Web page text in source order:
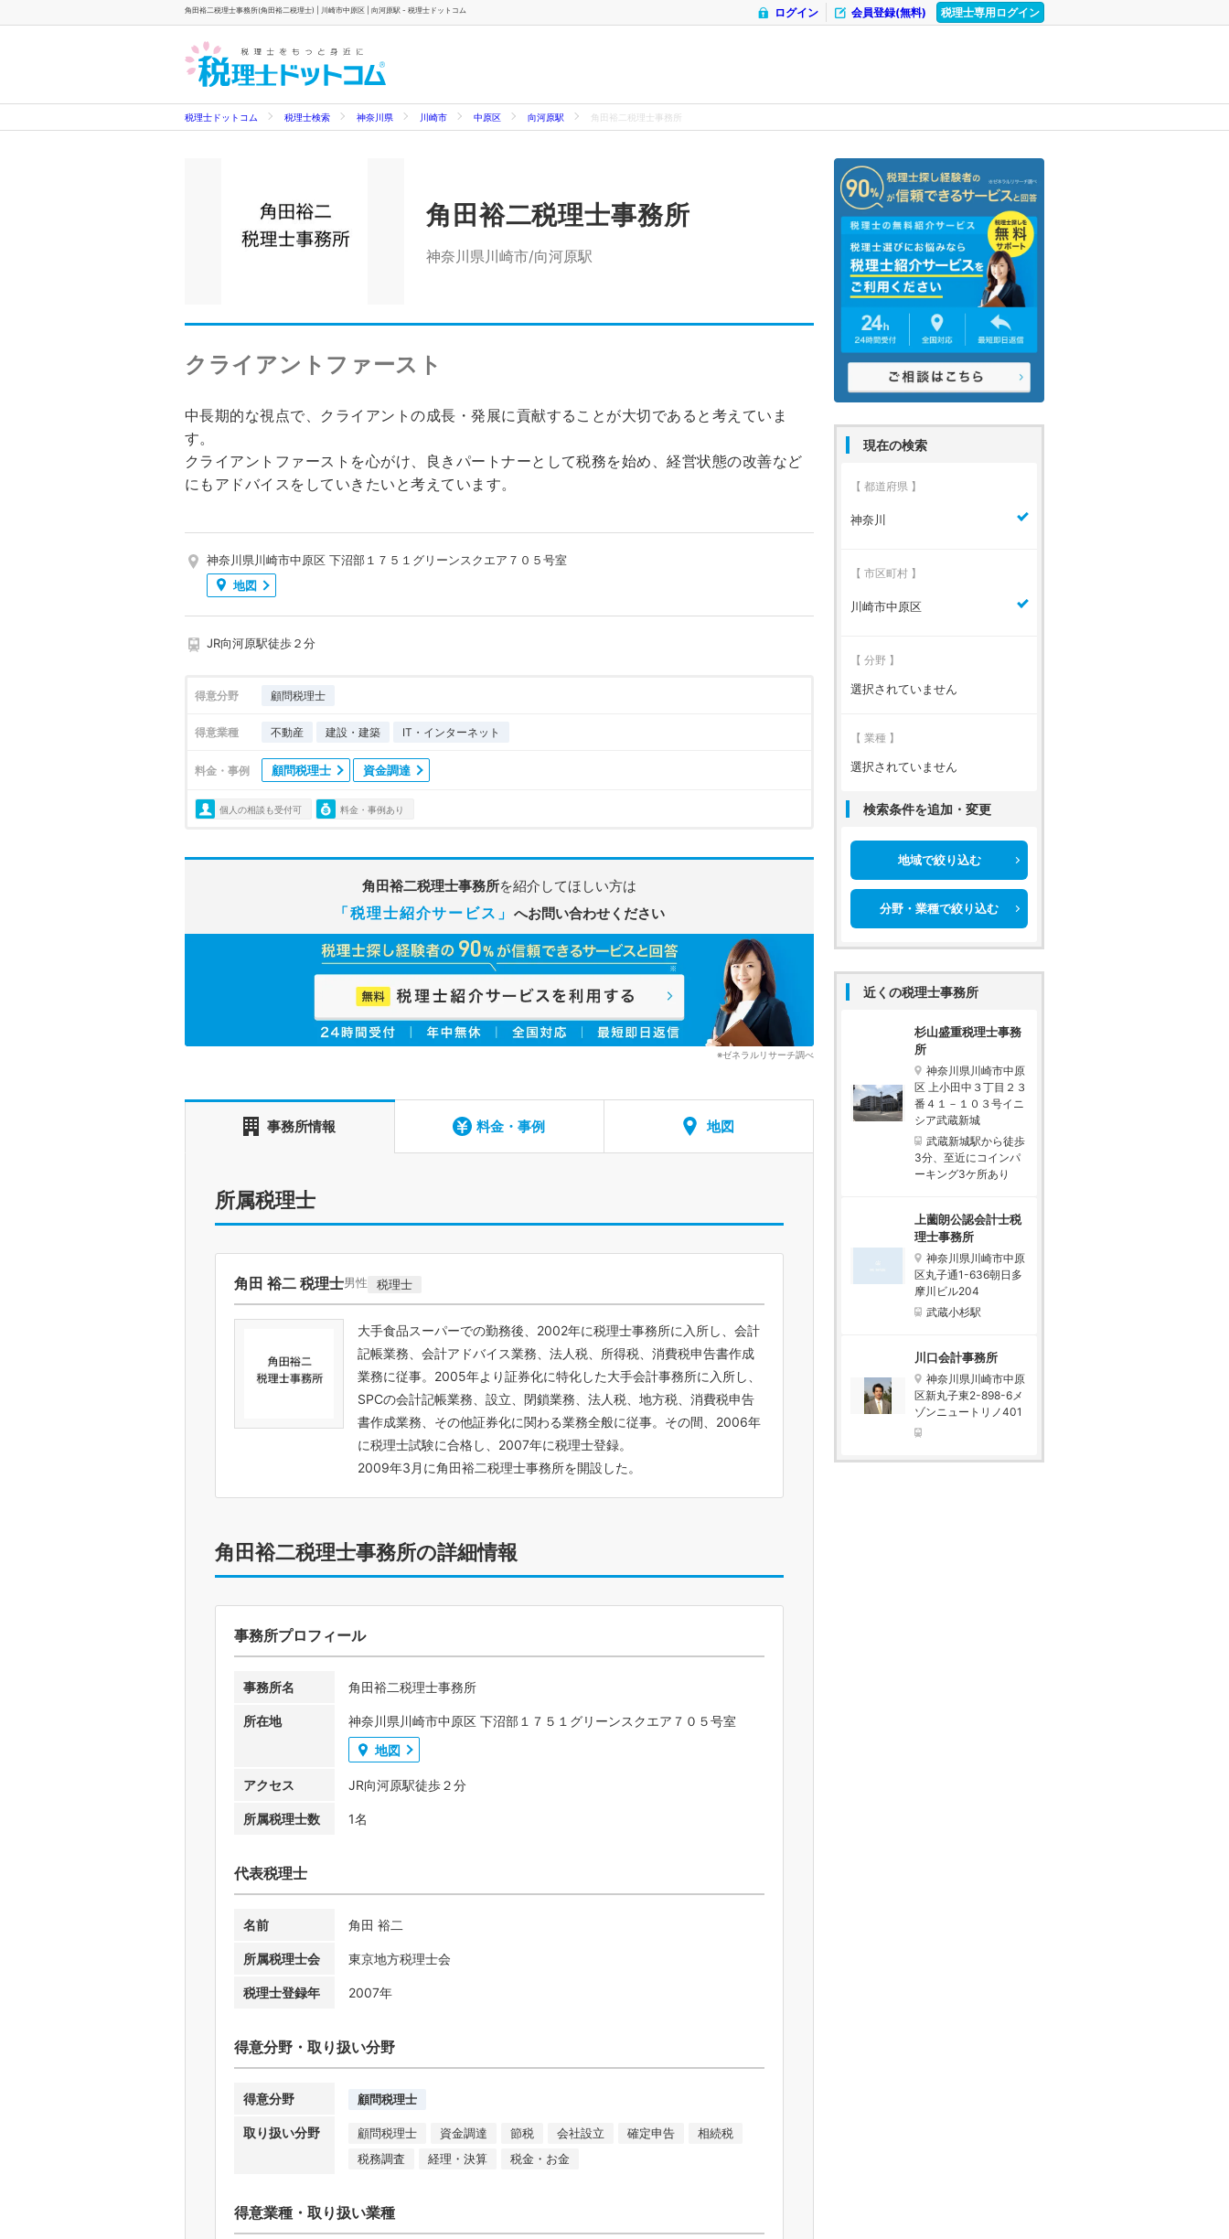
角田裕二税理士事務所(角田裕二税理士) | 川崎市中原区 | 向河原駅 - 税理士ドットコム 税理士専用ログイン
会員登録(無料)
ログイン
税理士ドットコム 税理士検索 神奈川県 川崎市 中原区 向河原駅 角田裕二税理士事務所
現在の検索
【 都道府県 】
神奈川
【 市区町村 】
川崎市中原区
【 分野 】
選択されていません
【 業種 】
選択されていません
検索条件を追加・変更
地域で絞り込む
分野・業種で絞り込む
近くの税理士事務所
杉山盛重税理士事務
所
神奈川県川崎市中原
区 上小田中３丁目２３
番４１－１０３号イニ
シア武蔵新城
武蔵新城駅から徒歩
3分、至近にコインパ
ーキング3ケ所あり
上薗朗公認会計士税
理士事務所
神奈川県川崎市中原
区丸子通1-636朝日多
摩川ビル204
武蔵小杉駅
川口会計事務所
神奈川県川崎市中原
区新丸子東2-898-6メ
ゾンニュートリノ401
角田裕二税理士事務所
神奈川県川崎市/向河原駅
クライアントファースト
中長期的な視点で、クライアントの成長・発展に貢献することが大切であると考えていま
す。
クライアントファーストを心がけ、良きパートナーとして税務を始め、経営状態の改善など
にもアドバイスをしていきたいと考えています。
神奈川県川崎市中原区 下沼部１７５１グリーンスクエア７０５号室
地図
JR向河原駅徒歩２分
得意分野 顧問税理士
得意業種 不動産 建設・建築 IT・インターネット
料金・事例 顧問税理士 資金調達
個人の相談も受付可 料金・事例あり
角田裕二税理士事務所を紹介してほしい方は
「税理士紹介サービス」へお問い合わせください
※ゼネラルリサーチ調べ
事務所情報 料金・事例 地図
所属税理士
角田 裕二 税理士男性 税理士
大手食品スーパーでの勤務後、2002年に税理士事務所に入所し、会計
記帳業務、会計アドバイス業務、法人税、所得税、消費税申告書作成
業務に従事。2005年より証券化に特化した大手会計事務所に入所し、
SPCの会計記帳業務、設立、閉鎖業務、法人税、地方税、消費税申告
書作成業務、その他証券化に関わる業務全般に従事。その間、2006年
に税理士試験に合格し、2007年に税理士登録。
2009年3月に角田裕二税理士事務所を開設した。
角田裕二税理士事務所の詳細情報
事務所プロフィール
事務所名 角田裕二税理士事務所
所在地
神奈川県川崎市中原区 下沼部１７５１グリーンスクエア７０５号室
地図
アクセス JR向河原駅徒歩２分
所属税理士数 1名
代表税理士
名前 角田 裕二
所属税理士会 東京地方税理士会
税理士登録年 2007年
得意分野・取り扱い分野
得意分野 顧問税理士
取り扱い分野 顧問税理士 資金調達 節税 会社設立 確定申告
相続税
税務調査
経理・決算 税金・お金
得意業種・取り扱い業種